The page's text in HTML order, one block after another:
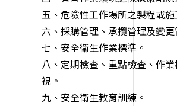
五、危險性工作場所之製程或施
六、採購管理、承攬管理及變更
七、安全衛生作業標準。
八、定期檢查、重點檢查、作
視。
九、安全衛生教育訓練。